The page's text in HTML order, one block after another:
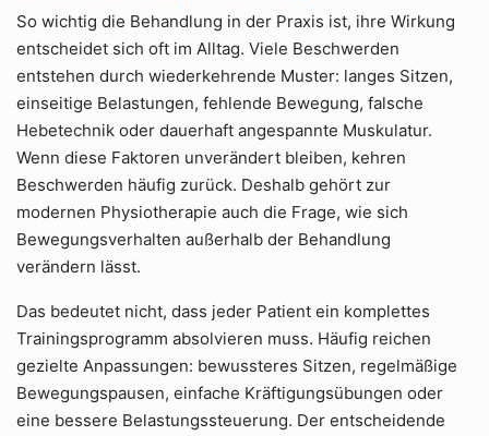
So wichtig die Behandlung in der Praxis ist, ihre Wirkung
entscheidet sich oft im Alltag. Viele Beschwerden
entstehen durch wiederkehrende Muster: langes Sitzen,
einseitige Belastungen, fehlende Bewegung, falsche
Hebetechnik oder dauerhaft angespannte Muskulatur.
Wenn diese Faktoren unverändert bleiben, kehren
Beschwerden häufig zurück. Deshalb gehört zur
modernen Physiotherapie auch die Frage, wie sich
Bewegungsverhalten außerhalb der Behandlung
verändern lässt.
Das bedeutet nicht, dass jeder Patient ein komplettes
Trainingsprogramm absolvieren muss. Häufig reichen
gezielte Anpassungen: bewussteres Sitzen, regelmäßige
Bewegungspausen, einfache Kräftigungsübungen oder
eine bessere Belastungssteuerung. Der entscheidende